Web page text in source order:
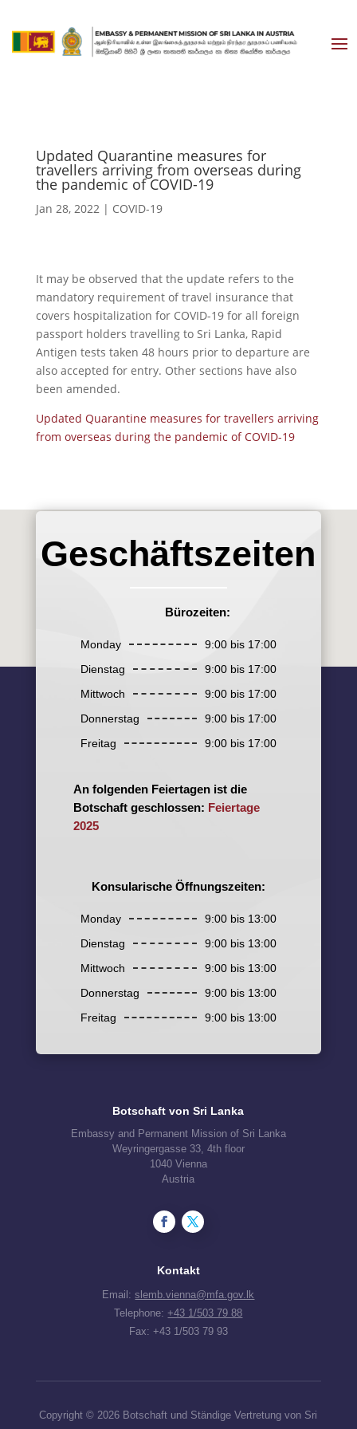
Updated Quarantine measures for
travellers arriving from overseas during
the pandemic of COVID-19
Jan 28, 2022 | COVID-19
It may be observed that the update refers to the
mandatory requirement of travel insurance that
covers hospitalization for COVID-19 for all foreign
passport holders travelling to Sri Lanka, Rapid
Antigen tests taken 48 hours prior to departure are
also accepted for entry. Other sections have also
been amended.
Updated Quarantine measures for travellers arriving
from overseas during the pandemic of COVID-19
Geschäftszeiten
Bürozeiten:
Monday
9:00 bis 17:00
Dienstag
9:00 bis 17:00
Mittwoch
9:00 bis 17:00
Donnerstag
9:00 bis 17:00
Freitag
9:00 bis 17:00
An folgenden Feiertagen ist die
Botschaft geschlossen: Feiertage
2025
Konsularische Öffnungszeiten:
Monday
9:00 bis 13:00
Dienstag
9:00 bis 13:00
Mittwoch
9:00 bis 13:00
Donnerstag
9:00 bis 13:00
Freitag
9:00 bis 13:00
Botschaft von Sri Lanka
Embassy and Permanent Mission of Sri Lanka
Weyringergasse 33, 4th floor
1040 Vienna
Austria
Kontakt
Email:slemb.vienna@mfa.gov.lk
Telephone:+43 1/503 79 88
Fax: +43 1/503 79 93
Copyright © 2026 Botschaft und Ständige Vertretung von Sri